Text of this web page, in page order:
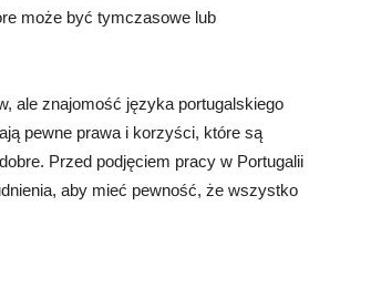
może być tymczasowe lub
ale znajomość języka portugalskiego
pewne prawa i korzyści, które są
Przed podjęciem pracy w Portugalii
aby mieć pewność, że wszystko